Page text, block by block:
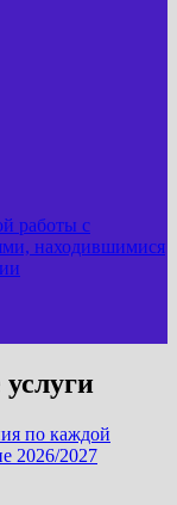
работы с
находившимися
по каждой
2026/2027